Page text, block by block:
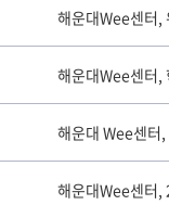
해운대Wee센터,
해운대Wee센터,
해운대 Wee센터
해운대Wee센터,